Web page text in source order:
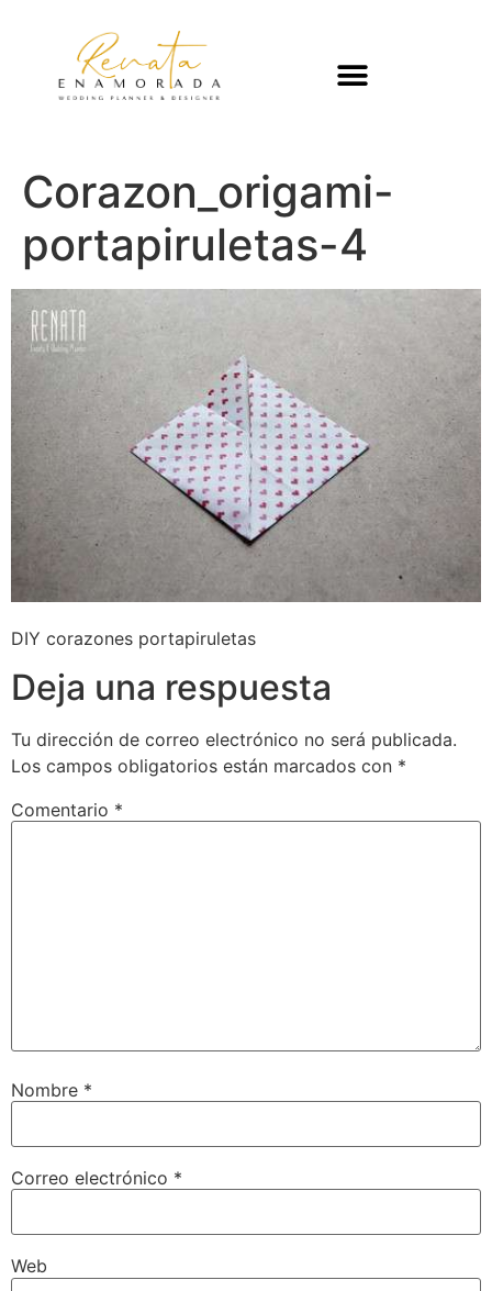
Corazon_origami-
portapiruletas-4
DIY corazones portapiruletas
Deja una respuesta
Tu dirección de correo electrónico no será publicada.
Los campos obligatorios están marcados con *
Comentario *
Nombre *
Correo electrónico *
Web